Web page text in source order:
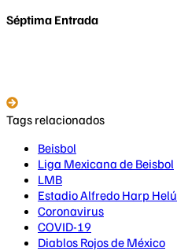
Séptima Entrada
Tags relacionados
Beisbol
Liga Mexicana de Beisbol
LMB
Estadio Alfredo Harp Helú
Coronavirus
COVID-19
Diablos Rojos de México